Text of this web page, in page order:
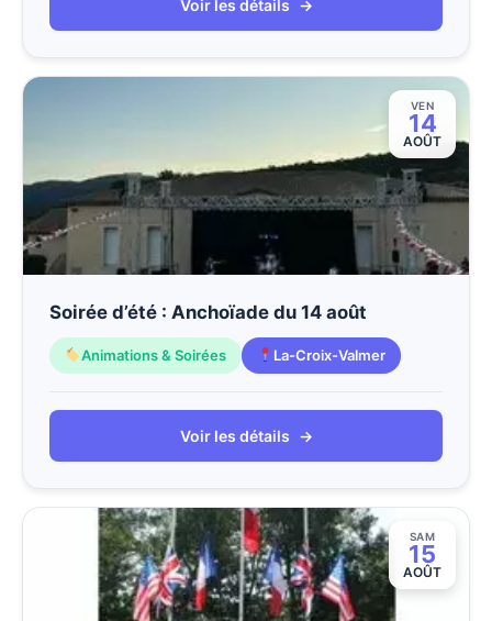
Voir les détails →
VEN
14
AOÛT
Soirée d’été : Anchoïade du 14 août
Animations & Soirées La-Croix-Valmer
Voir les détails →
SAM
15
AOÛT